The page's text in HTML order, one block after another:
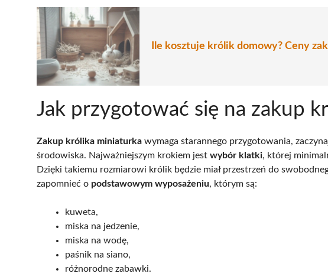
Ile kosztuje królik domowy? Ceny
Jak przygotować się na zakup
Zakup królika miniaturka wymaga starannego przygotowania,
środowiska. Najważniejszym krokiem jest wybór klatki, której
Dzięki takiemu rozmiarowi królik będzie miał przestrzeń do
zapomnieć o podstawowym wyposażeniu, którym są:
kuweta,
miska na jedzenie,
miska na wodę,
paśnik na siano,
różnorodne zabawki.